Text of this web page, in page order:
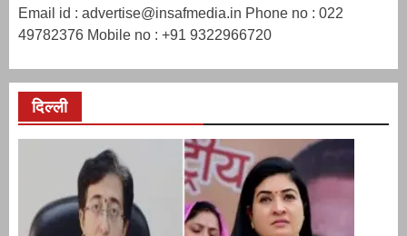
Email id : advertise@insafmedia.in Phone no : 022
49782376 Mobile no : +91 9322966720
दिल्ली